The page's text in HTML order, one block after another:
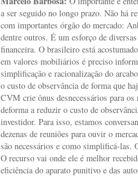
a ser seguido no longo prazo. Não há
com importantes órgão do mercado:
dentre outros. É um esforço de
financeira. O brasileiro está
em valores mobiliários é preciso
simplificação e racionalização do
o custo de observância de forma que
CVM crie ônus desnecessários para
deforma a reduzir o custo de
investidor. Para isso, estamos
dezenas de reuniões para ouvir o
são necessários e como simplificá-las.
O recurso vai onde ele é melhor
eficiência do aparato punitivo e das